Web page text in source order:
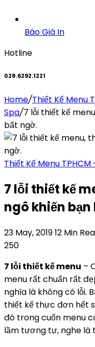
Báo Giá In
Hotline
028.6292.1221
Home/Thiết Kế Menu
Spa/7 lỗi thiết kế
bất ngờ.
Thiết Kế Menu
7 lỗi thiết kế
ngô khiến
23 May, 201912 Min
250
7 lỗi thiết kế menu –
menu rất chuẩn rất
nghĩa là không có lỗi.
thiết kế thực đơn hết
đó trong cuốn menu
lầm tương tự, nghe là